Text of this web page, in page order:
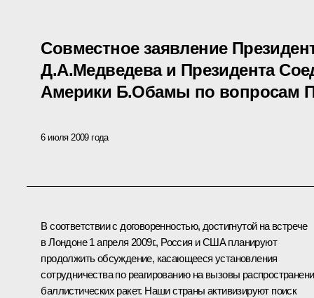
Совместное заявление
Д.А.Медведева и Президента
Америки Б.Обамы по вопросам
6 июля 2009 года
В соответствии с договоренностью, достигнутой на встрече
в Лондоне 1 апреля 2009г., Россия и США планируют
продолжить обсуждение, касающееся установления
сотрудничества по реагированию на вызовы
баллистических ракет. Наши страны активизируют поиск